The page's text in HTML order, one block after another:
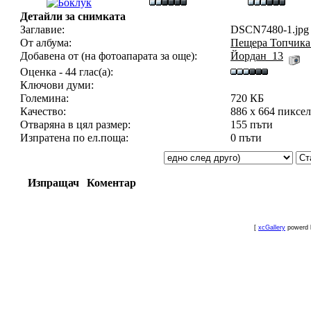
Детайли за снимката
Заглавие:
DSCN7480-1.jpg
От албума:
Пещера
Добавена от (на фотоапарата за още):
Йордан_13
Оценка - 44 глас(а):
Ключови думи:
Големина:
720 КБ
Качество:
886 x 664
Отваряна в цял размер:
155 пъти
Изпратена по ел.поща:
0 пъти
Изпращач Коментар
[ xcGallery